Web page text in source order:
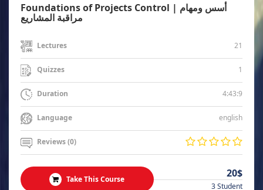
Foundations of Projects Control | أسس ومهام
مراقبة المشاريع
Lectures 21
Quizzes 1
Duration 4:43:9
Language english
Reviews (0)
Take This Course 20$
3 Student